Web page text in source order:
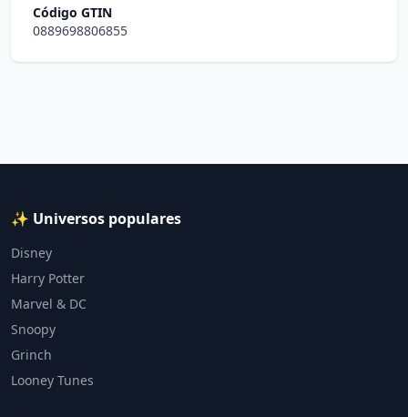
Código GTIN
0889698806855
✨ Universos populares
Disney
Harry Potter
Marvel & DC
Snoopy
Grinch
Looney Tunes